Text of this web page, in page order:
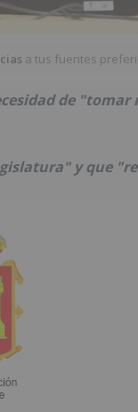
a tus fuentes
de
y que